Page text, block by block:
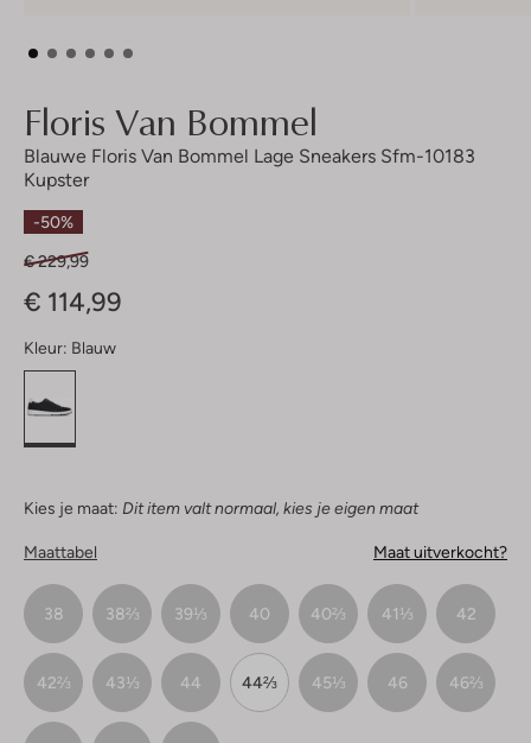
Floris Van Bommel
Blauwe Floris Van Bommel Lage Sneakers Sfm-10183
Kupster
-50%
€ 229,99
€ 114,99
Kleur: Blauw
Kies je maat: Dit item valt normaal, kies je eigen maat
Maattabel Maat uitverkocht?
38 38⅔ 39⅓ 40 40⅔ 41⅓ 42
42⅔ 43⅓ 44 44⅔ 45⅓ 46 46⅔